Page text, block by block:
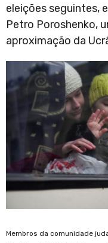
eleições seguintes,
Petro Poroshenko,
aproximação da
Membros da comunidade